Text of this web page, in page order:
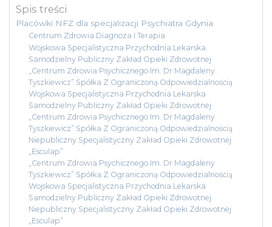
Spis treści
Placówki NFZ dla specjalizacji Psychiatra Gdynia
Centrum Zdrowia Diagnoza I Terapia
Wojskowa Specjalistyczna Przychodnia Lekarska
Samodzielny Publiczny Zakład Opieki Zdrowotnej
„Centrum Zdrowia Psychicznego Im. Dr Magdaleny
Tyszkiewicz” Spółka Z Ograniczoną Odpowiedzialnością
Wojskowa Specjalistyczna Przychodnia Lekarska
Samodzielny Publiczny Zakład Opieki Zdrowotnej
„Centrum Zdrowia Psychicznego Im. Dr Magdaleny
Tyszkiewicz” Spółka Z Ograniczoną Odpowiedzialnością
Niepubliczny Specjalistyczny Zakład Opieki Zdrowotnej
„Esculap”
„Centrum Zdrowia Psychicznego Im. Dr Magdaleny
Tyszkiewicz” Spółka Z Ograniczoną Odpowiedzialnością
Wojskowa Specjalistyczna Przychodnia Lekarska
Samodzielny Publiczny Zakład Opieki Zdrowotnej
Niepubliczny Specjalistyczny Zakład Opieki Zdrowotnej
„Esculap”